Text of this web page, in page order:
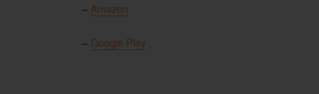
–Amazon
– Google Play